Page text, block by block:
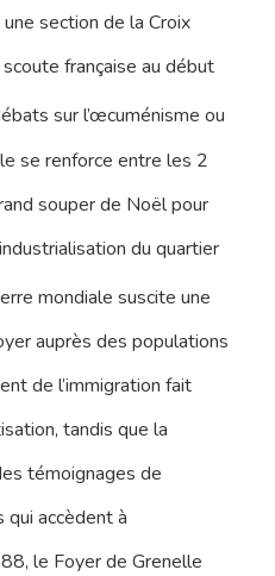
section de la Croix
française au début
sur l’œcuménisme ou
se renforce entre les 2
souper de Noël pour
du quartier
mondiale suscite une
auprès des populations
de l’immigration fait
tandis que la
témoignages de
accèdent à
le Foyer de Grenelle